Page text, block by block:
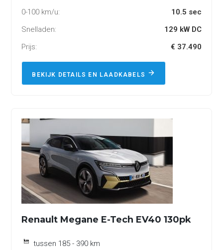
0-100 km/u:
10.5 sec
Snelladen:
129 kW DC
Prijs:
€ 37.490
BEKIJK DETAILS EN LAADKABELS
Renault Megane E-Tech EV40 130pk
tussen 185 - 390 km